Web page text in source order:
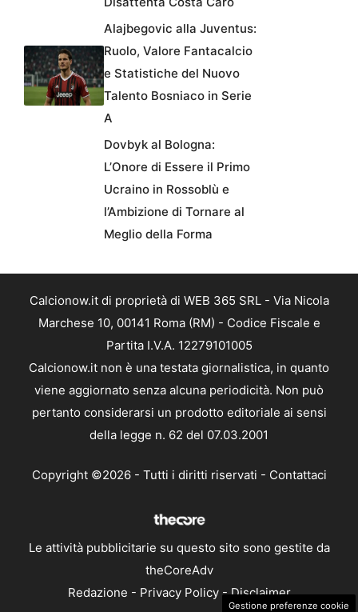
Alajbegovic alla Juventus:
Ruolo, Valore Fantacalcio
e Statistiche del Nuovo
Talento Bosniaco in Serie
A
Dovbyk al Bologna:
L’Onore di Essere il Primo
Ucraino in Rossoblù e
l’Ambizione di Tornare al
Meglio della Forma
Calcionow.it di proprietà di WEB 365 SRL - Via Nicola
Marchese 10, 00141 Roma (RM) - Codice Fiscale e
Partita I.V.A. 12279101005
Calcionow.it non è una testata giornalistica, in quanto
viene aggiornato senza alcuna periodicità. Non può
pertanto considerarsi un prodotto editoriale ai sensi
della legge n. 62 del 07.03.2001
Copyright ©2026 - Tutti i diritti riservati - Contattaci
Le attività pubblicitarie su questo sito sono gestite da
theCoreAdv
Redazione - Privacy Policy-Disclaimer
Gestione preferenze cookie